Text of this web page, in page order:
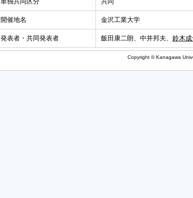
開催地名 金沢工業大学
発表者・共同発表者 飯田康二朗、中井邦夫、 鈴木
Copyright © Kanagawa